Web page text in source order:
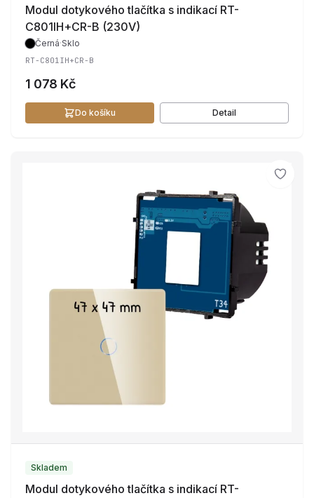
Modul dotykového tlačítka s indikací RT-
C801IH+CR-B (230V)
Černá·Sklo
RT-C801IH+CR-B
1 078 Kč
Do košíku Detail
Skladem
Modul dotykového tlačítka s indikací RT-